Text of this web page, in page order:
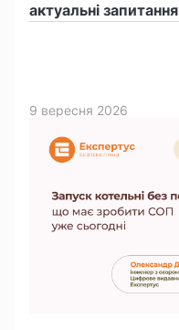
актуальні запитання
9 вересня 2026